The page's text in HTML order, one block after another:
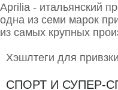
Aprilia - итальянский
одна из семи марок
из самых крупных
Хэшлтеги для
СПОРТ И СУПЕР-